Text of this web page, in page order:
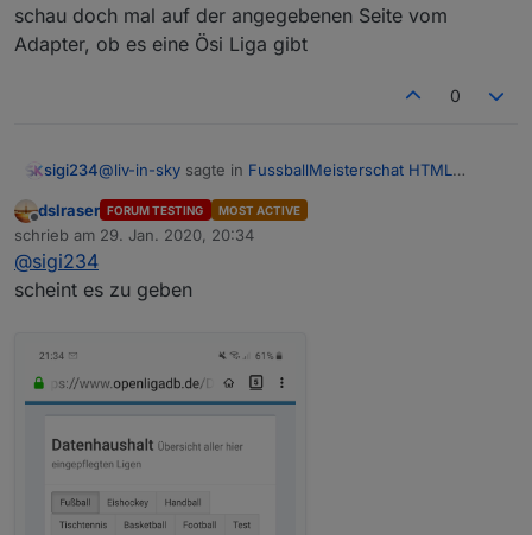
Welche brauchst du als was?
schau doch mal auf der angegebenen Seite vom
Adapter, ob es eine Ösi Liga gibt
0
sigi234@liv-in-sky sagte in FussballMeisterschat HTML
wenn du die daten hast
Welche brauchst du als was?
Offline
dslraser FORUM TESTING MOST ACTIVE
schrieb am 29. Jan. 2020, 20:34
zuletzt editiert von
@sigi234
scheint es zu geben